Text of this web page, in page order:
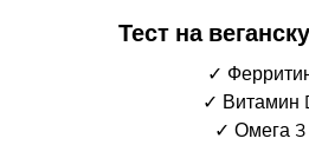
Тест на
✓
✓ Витамин
✓ Омега 3